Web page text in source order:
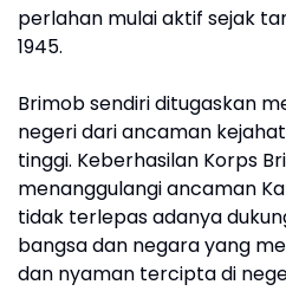
perlahan mulai aktif sejak
1945.
Brimob sendiri ditugaskan
negeri dari ancaman
tinggi. Keberhasilan Korps
menanggulangi ancaman
tidak terlepas adanya
bangsa dan negara yang
dan nyaman tercipta di